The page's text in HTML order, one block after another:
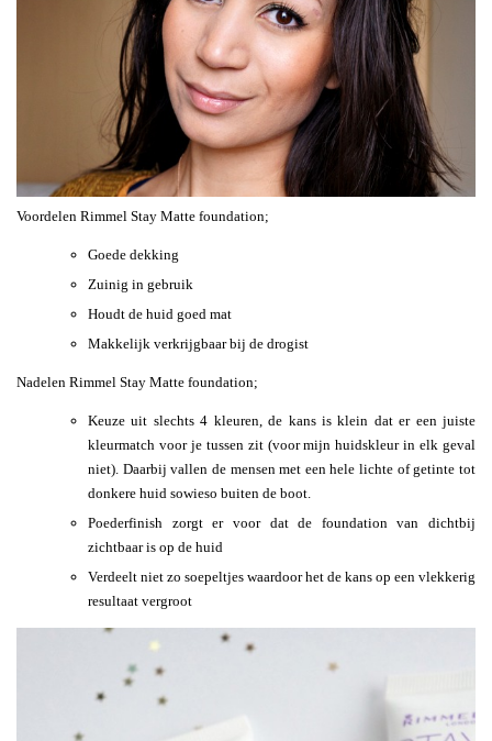
Voordelen Rimmel Stay Matte foundation;
Goede dekking
Zuinig in gebruik
Houdt de huid goed mat
Makkelijk verkrijgbaar bij de drogist
Nadelen Rimmel Stay Matte foundation;
Keuze uit slechts 4 kleuren, de kans is klein dat er een juiste
kleurmatch voor je tussen zit (voor mijn huidskleur in elk geval
niet). Daarbij vallen de mensen met een hele lichte of getinte tot
donkere huid sowieso buiten de boot.
Poederfinish zorgt er voor dat de foundation van dichtbij
zichtbaar is op de huid
Verdeelt niet zo soepeltjes waardoor het de kans op een vlekkerig
resultaat vergroot